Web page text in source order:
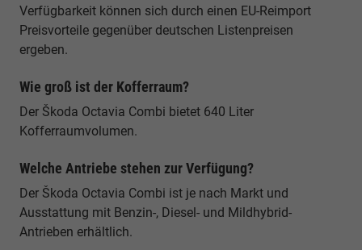
Verfügbarkeit können sich durch einen EU-Reimport
Preisvorteile gegenüber deutschen Listenpreisen
ergeben.
Wie groß ist der Kofferraum?
Der Škoda Octavia Combi bietet 640 Liter
Kofferraumvolumen.
Welche Antriebe stehen zur Verfügung?
Der Škoda Octavia Combi ist je nach Markt und
Ausstattung mit Benzin-, Diesel- und Mildhybrid-
Antrieben erhältlich.